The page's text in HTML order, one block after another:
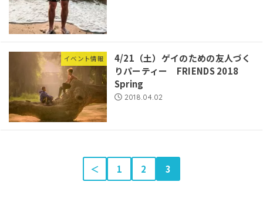
イベント情報
4/21（土）ゲイのための友人づく
りパーティー FRIENDS 2018
Spring
2018.04.02
＜ 1 2 3